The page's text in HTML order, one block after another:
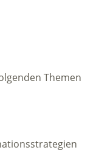
Themen